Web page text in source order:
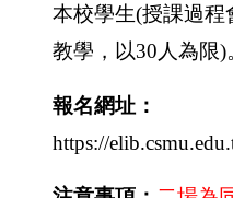
本校學生(授課過程
教學，以30人為限)
報名網址：
https://